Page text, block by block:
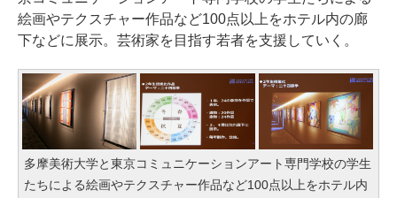
絵画やテクスチャー作品など100点以上をホテル内の廊
下などに展示。芸術家を目指す若者を支援していく。
多摩美術大学と東京コミュニケーションアート専門学校の学生
たちによる絵画やテクスチャー作品など100点以上をホテル内